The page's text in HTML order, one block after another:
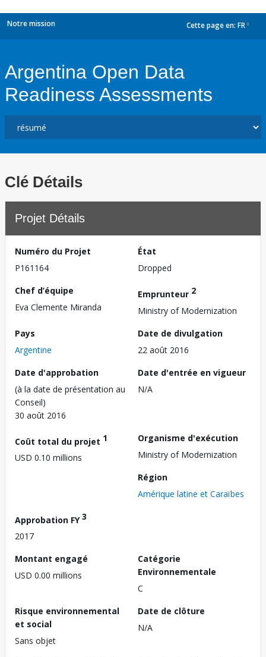
Notre mission Cette page en: FR
Argentina Open Data
Readiness Assessments
Clé Détails
Projet Détails
Numéro du Projet
P161164
État
Dropped
Chef d’équipe
Eva Clemente Miranda
Emprunteur 2
Ministry of Modernization
Pays
Argentine
Date de divulgation
22 août 2016
Date d'approbation
(à la date de présentation au
Conseil)
30 août 2016
Date d'entrée en vigueur
N/A
Coût total du projet 1
USD 0.10 millions
Organisme d'exécution
Ministry of Modernization
Région
Amérique latine et Caraïbes
Approbation FY3
2017
Montant engagé
USD 0.00 millions
Catégorie
Environnementale
C
Risque environnemental
et social
Sans objet
Date de clôture
N/A